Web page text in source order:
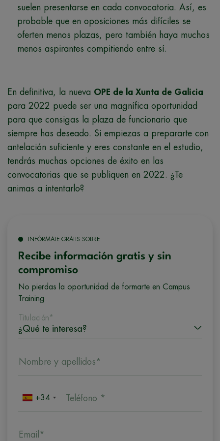
suelen presentarse en cada convocatoria. Así, es
probable que en oposiciones más difíciles se
oferten menos plazas, pero también haya muchos
menos aspirantes compitiendo entre sí.
En definitiva, la nueva OPE de la Xunta de Galicia
para 2022 puede ser una magnífica oportunidad
para que consigas la plaza de funcionario que
siempre has deseado. Si empiezas a prepararte con
antelación suficiente y eres constante en el estudio,
tendrás muchas opciones de éxito en las
convocatorias que se publiquen en 2022. ¿Te
animas a intentarlo?
INFÓRMATE GRATIS SOBRE
Recibe información gratis y sin
compromiso
No pierdas la oportunidad de formarte en Campus
Training
Titulación*
Nombre y apellidos*
+34 Teléfono *
Email*